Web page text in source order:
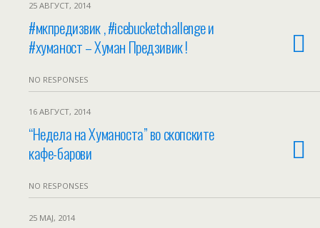
25 АВГУСТ, 2014
#‎мкпредизвик‬ , #icebucketchallenge и
#хуманост – Хуман Предзивик !
NO RESPONSES
16 АВГУСТ, 2014
“Недела на Хуманоста” во скопските
кафе-барови
NO RESPONSES
25 МАЈ, 2014